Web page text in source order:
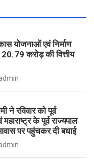
योजनाओं एवं निर्माण
20.79 करोड़ की वित्तीय
ने रविवार को पूर्व
के पूर्व राज्यपाल
पर पहुंचकर दी बधाई